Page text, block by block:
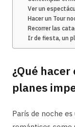
Ver un
Hacer un Tour
Recorrer las
Ir de fiesta, un
¿Qué
planes
París de noche es